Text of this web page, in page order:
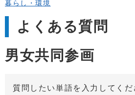
暮らし・環境
よくある質問
男女共同参画
質問したい単語を入力してくだ